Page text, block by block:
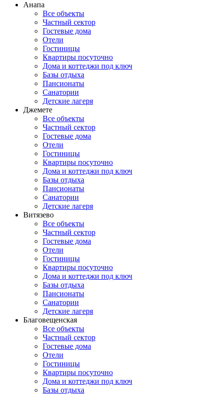
Анапа
Все объекты
Частный сектор
Гостевые дома
Отели
Гостиницы
Квартиры посуточно
Дома и коттеджи под ключ
Базы отдыха
Пансионаты
Санатории
Детские лагеря
Джемете
Все объекты
Частный сектор
Гостевые дома
Отели
Гостиницы
Квартиры посуточно
Дома и коттеджи под ключ
Базы отдыха
Пансионаты
Санатории
Детские лагеря
Витязево
Все объекты
Частный сектор
Гостевые дома
Отели
Гостиницы
Квартиры посуточно
Дома и коттеджи под ключ
Базы отдыха
Пансионаты
Санатории
Детские лагеря
Благовещенская
Все объекты
Частный сектор
Гостевые дома
Отели
Гостиницы
Квартиры посуточно
Дома и коттеджи под ключ
Базы отдыха